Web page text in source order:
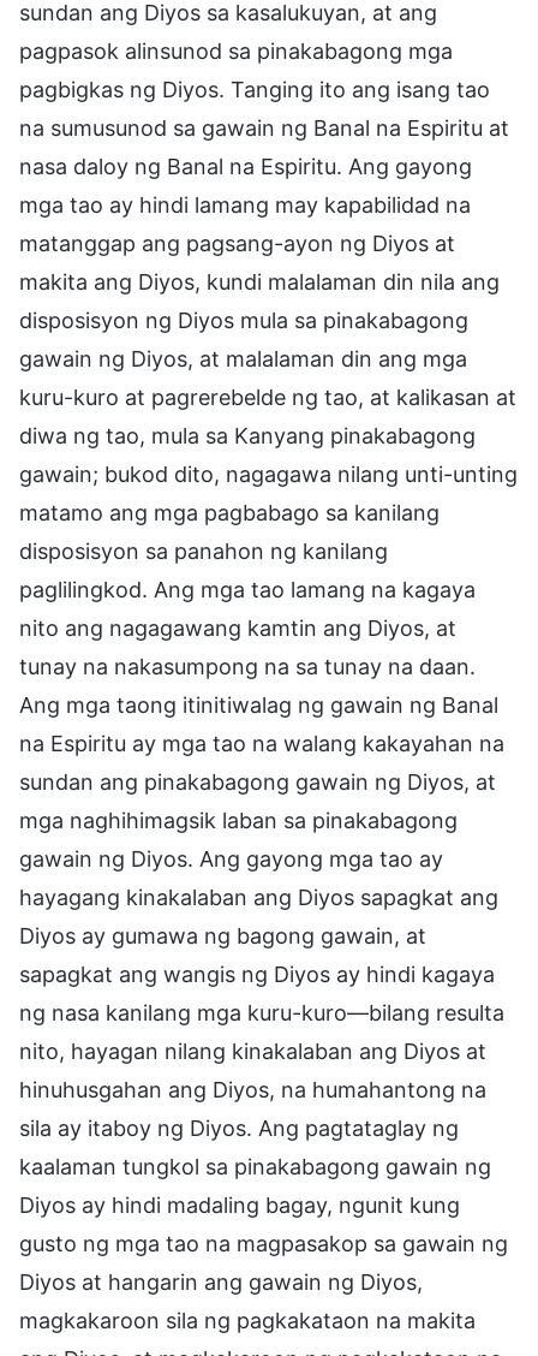
sundan ang Diyos sa kasalukuyan, at ang
pagpasok alinsunod sa pinakabagong mga
pagbigkas ng Diyos. Tanging ito ang isang tao
na sumusunod sa gawain ng Banal na Espiritu at
nasa daloy ng Banal na Espiritu. Ang gayong
mga tao ay hindi lamang may kapabilidad na
matanggap ang pagsang-ayon ng Diyos at
makita ang Diyos, kundi malalaman din nila ang
disposisyon ng Diyos mula sa pinakabagong
gawain ng Diyos, at malalaman din ang mga
kuru-kuro at pagrerebelde ng tao, at kalikasan at
diwa ng tao, mula sa Kanyang pinakabagong
gawain; bukod dito, nagagawa nilang unti-unting
matamo ang mga pagbabago sa kanilang
disposisyon sa panahon ng kanilang
paglilingkod. Ang mga tao lamang na kagaya
nito ang nagagawang kamtin ang Diyos, at
tunay na nakasumpong na sa tunay na daan.
Ang mga taong itinitiwalag ng gawain ng Banal
na Espiritu ay mga tao na walang kakayahan na
sundan ang pinakabagong gawain ng Diyos, at
mga naghihimagsik laban sa pinakabagong
gawain ng Diyos. Ang gayong mga tao ay
hayagang kinakalaban ang Diyos sapagkat ang
Diyos ay gumawa ng bagong gawain, at
sapagkat ang wangis ng Diyos ay hindi kagaya
ng nasa kanilang mga kuru-kuro—bilang resulta
nito, hayagan nilang kinakalaban ang Diyos at
hinuhusgahan ang Diyos, na humahantong na
sila ay itaboy ng Diyos. Ang pagtataglay ng
kaalaman tungkol sa pinakabagong gawain ng
Diyos ay hindi madaling bagay, ngunit kung
gusto ng mga tao na magpasakop sa gawain ng
Diyos at hangarin ang gawain ng Diyos,
magkakaroon sila ng pagkakataon na makita